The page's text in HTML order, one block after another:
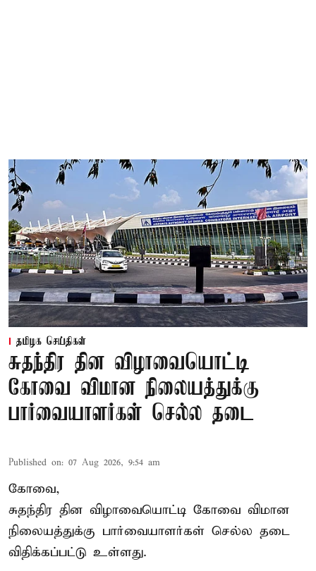
தமிழக செய்திகள்
சுதந்திர தின விழாவையொட்டி
கோவை விமான நிலையத்துக்கு
பார்வையாளர்கள் செல்ல தடை
Published on: 07 Aug 2026, 9:54 am
கோவை,
சுதந்திர தின விழாவையொட்டி கோவை விமான
நிலையத்துக்கு பார்வையாளர்கள் செல்ல தடை
விதிக்கப்பட்டு உள்ளது.